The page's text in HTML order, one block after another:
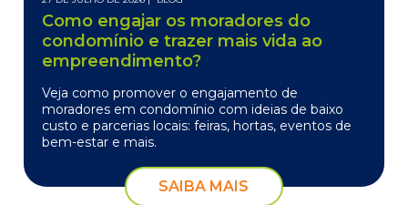
Como engajar os moradores do
condomínio e trazer mais vida ao
empreendimento?
Veja como promover o engajamento de
moradores em condomínio com ideias de baixo
custo e parcerias locais: feiras, hortas, eventos de
bem-estar e mais.
SAIBA MAIS